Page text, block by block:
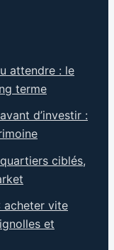
attendre : le
terme
d’investir :
ciblés,
acheter vite
et